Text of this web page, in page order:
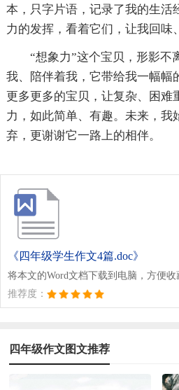
本，只字片语，记录了我的生活
力的发挥，看着它们，让我回味
“想象力”这个宝贝，形影不
我、陪伴着我，它带给我一幅
更多更多的宝贝，让复杂、困难
力，如此简单、有趣。未来，我
弃，更谢谢它一路上的相伴。
《四年级学生作文4篇.doc》
将本文的Word文档下载到电脑，方便收
推荐度：
四年级作文图文推荐